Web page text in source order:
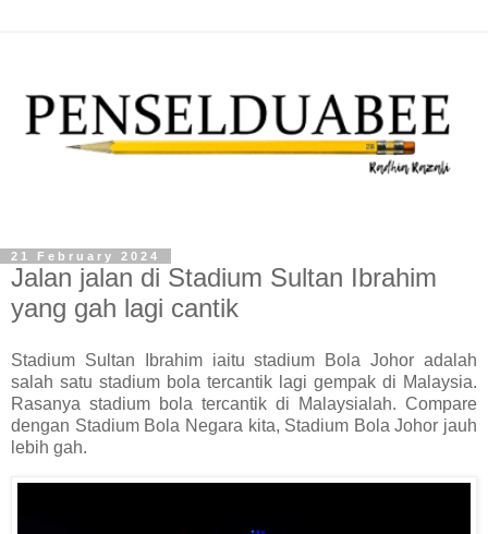
21 February 2024
Jalan jalan di Stadium Sultan Ibrahim
yang gah lagi cantik
Stadium Sultan Ibrahim iaitu stadium Bola Johor adalah
salah satu stadium bola tercantik lagi gempak di Malaysia.
Rasanya stadium bola tercantik di Malaysialah. Compare
dengan Stadium Bola Negara kita, Stadium Bola Johor jauh
lebih gah.